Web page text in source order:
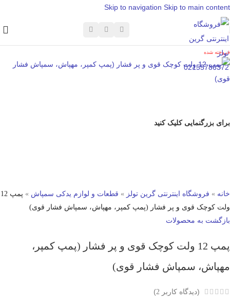
Skip to navigation Skip to main content
فروخته شده
برای بزرگنمایی کلیک کنید
خانه » فروشگاه اینترنتی گرین تولز » قطعات و لوازم یدکی سمپاش »
پمپ 12
ولت کوچک قوی و پر فشار (پمپ کمپر، مهپاش، سمپاش فشار قوی)
بازگشت به محصولات
پمپ 12 ولت کوچک قوی و پر فشار (پمپ کمپر،
مهپاش، سمپاش فشار قوی)
(دیدگاه کاربر 2
)